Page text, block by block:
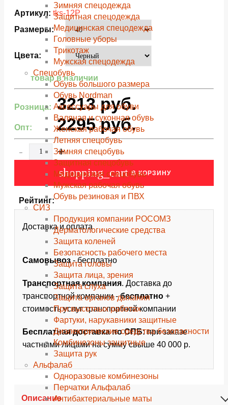
Зимняя спецодежда
Защитная спецодежда
Медицинская спецодежда
Головные уборы
Трикотаж
Мужская спецодежда
Спецобувь
Обувь большого размера
Обувь Nordman
Аксессуары для обуви
Валяная и суконная обувь
Женская рабочая обувь
Летняя спецобувь
Зимняя спецобувь
Защитная спецобувь
Медицинская спецобувь
Мужская рабочая обувь
Обувь резиновая и ПВХ
СИЗ
Продукция компании РОСОМЗ
Дерматологические средства
Защита коленей
Безопасность рабочего места
Защита головы
Защита лица, зрения
Защита слуха
Защита органов дыхания
При высотных работах
Фартуки, нарукавники защитные
Диэлектрические средства безопасности
Комбинезоны защитные
Защита рук
Альфалаб
Одноразовые комбинезоны
Перчатки Альфалаб
Антибактериальные маты
Артикул: tks-12Р
Размеры:
Цвета:
товар в наличии
Розница: 3213руб.
Опт: 2295руб.
- +
shopping_cartВ КОРЗИНУ
Рейтинг:
Доставка и оплата
Самовывоз- бесплатно
Транспортная компания. Доставка до
транспортной компании -бесплатно +
стоимость услуг транспортной компании
Бесплатная доставка по СПБ:при заказе
частными лицами на сумму свыше 40 000 р.
Описание